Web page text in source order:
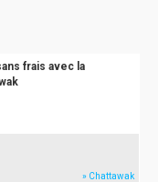
frais avec la
» Chattawak